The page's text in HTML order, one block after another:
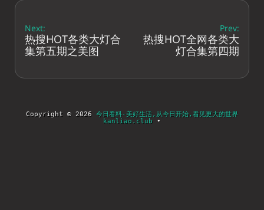
Next:
热搜HOT各类大灯合
集第五期之美图
Prev:
热搜HOT全网各类大
灯合集第四期
Copyright © 2026 今日看料-美好生活,从今日开始,看见更大的世界
kanliao.club •